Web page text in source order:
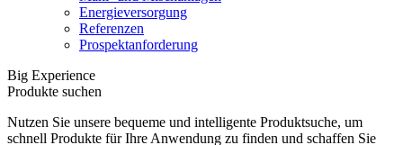
Energieversorgung
Referenzen
Prospektanforderung
Big Experience
Produkte suchen
Nutzen Sie unsere bequeme und intelligente Produktsuche, um
schnell Produkte für Ihre Anwendung zu finden und schaffen Sie